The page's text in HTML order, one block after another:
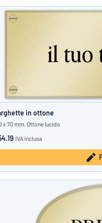
in ottone
x 70 mm, Ottone lucido
IVA inclusa